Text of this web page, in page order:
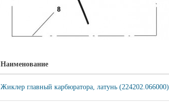
Наименование
Жиклер главный карбюратора, латунь (224202.066000)